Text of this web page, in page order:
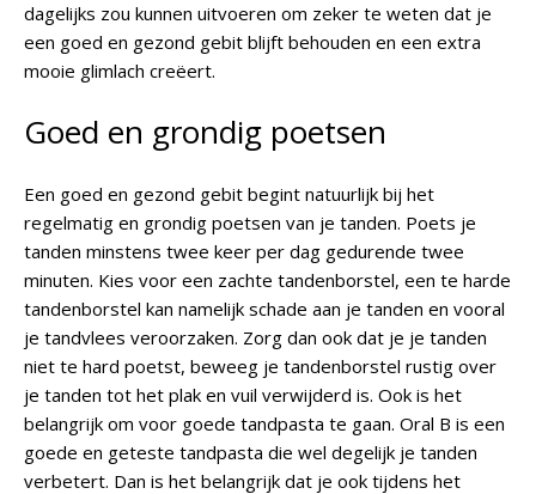
dagelijks zou kunnen uitvoeren om zeker te weten dat je
een goed en gezond gebit blijft behouden en een extra
mooie glimlach creëert.
Goed en grondig poetsen
Een goed en gezond gebit begint natuurlijk bij het
regelmatig en grondig poetsen van je tanden. Poets je
tanden minstens twee keer per dag gedurende twee
minuten. Kies voor een zachte tandenborstel, een te harde
tandenborstel kan namelijk schade aan je tanden en vooral
je tandvlees veroorzaken. Zorg dan ook dat je je tanden
niet te hard poetst, beweeg je tandenborstel rustig over
je tanden tot het plak en vuil verwijderd is. Ook is het
belangrijk om voor goede tandpasta te gaan. Oral B is een
goede en geteste tandpasta die wel degelijk je tanden
verbetert. Dan is het belangrijk dat je ook tijdens het